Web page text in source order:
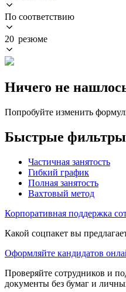
По соответствию
20 резюме
Ничего не
Попробуйте изменить
Быстрые фильтры
Частичная занятость
Гибкий график
Полная занятость
Вахтовый метод
Корпоративная поддержка
Какой соцпакет вы
Оформляйте кандидатов
Проверяйте сотрудников и
документы без бумаг и